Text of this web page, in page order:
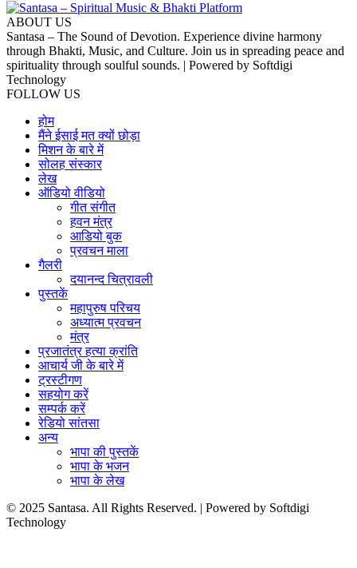
ABOUT US
Santasa – The Sound of Devotion. Experience divine harmony
through Bhakti, Music, and Culture. Join us in spreading peace and
spirituality through soulful sounds. | Powered by Softdigi
Technology
FOLLOW US
होम
मैंने ईसाई मत क्यों छोड़ा
मिशन के बारे में
सोलह संस्कार
लेख
ऑडियो वीडियो
गीत संगीत
हवन मंत्र
आडियो बुक
प्रवचन माला
गैलरी
दयानन्द चित्रावली
पुस्तकें
महापुरुष परिचय
अध्यात्म प्रवचन
मंत्र
प्रजातंत्र हत्या क्रांति
आचार्य जी के बारे में
ट्रस्टीगण
सहयोग करें
सम्पर्क करें
रेडियो सांतसा
अन्य
भापा की पुस्तकें
भापा के भजन
भापा के लेख
© 2025 Santasa. All Rights Reserved. | Powered by Softdigi
Technology